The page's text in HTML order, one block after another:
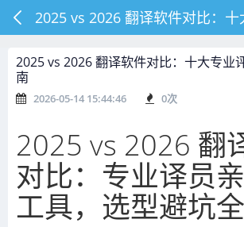
2025 vs 2026 翻译软件对比：十大专业
南
2026-05-14 15:44:46 0次
2025 vs 2026 翻
对比：专业译员
工具，选型避坑